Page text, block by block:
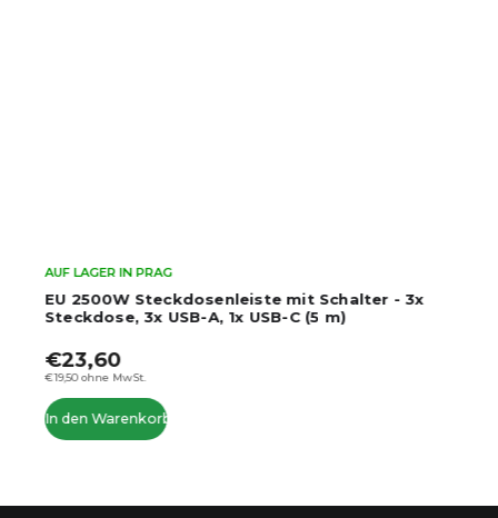
EU 2500W Steckdosenleiste mit Schalter - 3x
Steckdose, 3x USB-A, 1x USB-C (5 m)
AUF LAGER IN PRAG
€19,50 ohne MwSt.
€23,60
In den Warenkorb